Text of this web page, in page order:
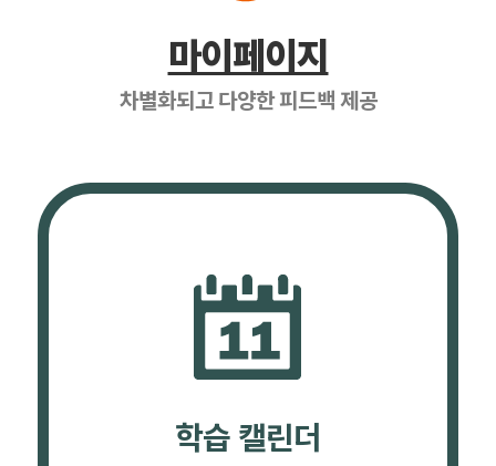
마이페이지
차별화되고 다양한 피드백 제공
학습 캘린더